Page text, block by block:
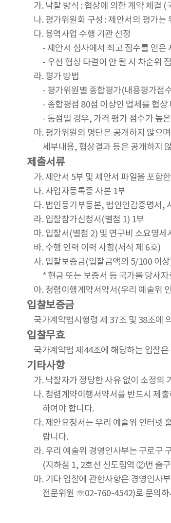
가. 낙찰 방식 : 협상에 의한 계약 체결
나. 평가위원회 구성 : 제안서의 평가는
다. 용역사업 수행 기관 선정
- 제안서 심사에서 최고 점수를 얻은
- 우선 협상 타결이 안 될 시 차순위
라. 평가 방법
- 평가위원별 종합평가(내용평가점수
- 종합평점 80점 이상인 업체를 협상
- 동점일 경우, 가격 평가 점수가 높은
마. 평가위원의 명단은 공개하지 않으
세부내용, 협상결과 등은 공개하지
제출서류
가. 제안서 5부 및 제안서 파일을 포함
나. 사업자등록증 사본 1부
다. 법인등기부등본, 법인인감증명서,
라. 입찰참가신청서(별첨 1) 1부
마. 입찰서(별첨 2) 및 연구비 소요명
바. 수행 인력 이력 사항(서식 제 6호)
사. 입찰보증금(입찰금액의 5/100 이
* 현금 또는 보증서 등 국가를 당사자
아. 청렴이행계약서약서(우리 예술위
입찰보증금
국가계약법시행령 제 37조 및 38조에
입찰무효
국가계약법 제44조에 해당하는 입찰은
기타사항
가. 낙찰자가 정당한 사유 없이 소정의
나. 청렴계약이행서약서를 반드시 제
하여야 합니다.
다. 제안요청서는 우리 예술위 인터넷
랍니다.
라. 우리 예술위 경영인사부는 구로구
(지하철 1, 2호선 신도림역 ②번 출
마. 기타 입찰에 관한사항은 경영인사
전문위원 ☏02-760-4542)로 문의하